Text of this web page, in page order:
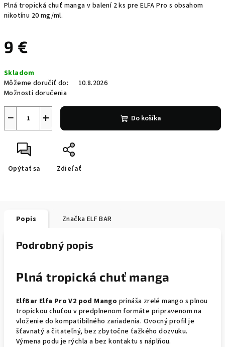
Plná tropická chuť manga v balení 2 ks pre ELFA Pro s obsahom
nikotínu 20 mg/ml.
9 €
cena:
Skladom
Môžeme doručiť do:
10.8.2026
Možnosti doručenia
+
− Do košíka
Opýtať sa Zdieľať
Popis Značka ELF BAR
Podrobný popis
Plná tropická chuť manga
ElfBar Elfa Pro V2 pod Mango prináša zrelé mango s plnou
tropickou chuťou v predplnenom formáte pripravenom na
vloženie do kompatibilného zariadenia. Ovocný profil je
šťavnatý a čitateľný, bez zbytočne ťažkého dozvuku.
Výmena podu je rýchla a bez kontaktu s náplňou.